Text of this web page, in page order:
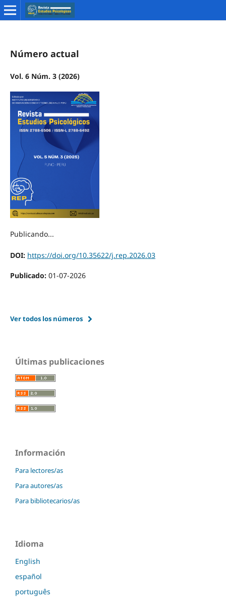
Número actual
Vol. 6 Núm. 3 (2026)
Publicando...
DOI: https://doi.org/10.35622/j.rep.2026.03
Publicado: 01-07-2026
Ver todos los números
Últimas publicaciones
Información
Para lectores/as
Para autores/as
Para bibliotecarios/as
Idioma
English
español
português